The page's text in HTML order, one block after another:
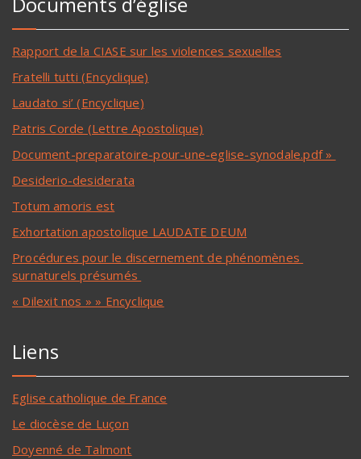
Rapport de la CIASE sur les violences sexuelles
Fratelli tutti (Encyclique)
Laudato si’ (Encyclique)
Patris Corde (Lettre Apostolique)
Document-preparatoire-pour-une-eglise-synodale.pdf »
Desiderio-desiderata
Totum amoris est
Exhortation apostolique LAUDATE DEUM
Procédures pour le discernement de phénomènes
surnaturels présumés
« Dilexit nos » » Encyclique
Liens
Eglise catholique de France
Le diocèse de Luçon
Doyenné de Talmont